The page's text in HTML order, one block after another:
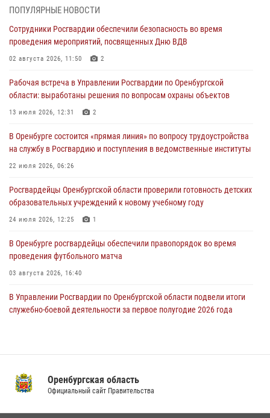
28 июля 2026, 09:41 1
Росгвардейцы обеспечили правопорядок на праздновании Дня
ВМФ в Оренбурге
27 июля 2026, 14:36 2
Росгвардейцы предотвратили трагедию: спасен мужчина в тяжелой
жизненной ситуации (ВИДЕО)
26 июля 2026, 14:45 1
Росгвардейцы Оренбургской области проверили готовность детских
образовательных учреждений к новому учебному году
24 июля 2026, 12:25
При силовой поддержке ОМОН «Кобра» Росгвардии в Оренбурге
проведён рейд по строительным объектам
23 июля 2026, 10:47
ПОПУЛЯРНЫЕ НОВОСТИ
Сотрудники Росгвардии обеспечили безопасность во время
проведения мероприятий, посвященных Дню ВДВ
02 августа 2026, 11:50 2
Рабочая встреча в Управлении Росгвардии по Оренбургской
области: выработаны решения по вопросам охраны объектов
13 июля 2026, 12:31 2
В Оренбурге состоится «прямая линия» по вопросу трудоустройства
на службу в Росгвардию и поступления в ведомственные институты
22 июля 2026, 06:26
Росгвардейцы Оренбургской области проверили готовность детских
образовательных учреждений к новому учебному году
24 июля 2026, 12:25 1
В Оренбурге росгвардейцы обеспечили правопорядок во время
проведения футбольного матча
03 августа 2026, 16:40
В Управлении Росгвардии по Оренбургской области подвели итоги
служебно-боевой деятельности за первое полугодие 2026 года
14 июля 2026, 10:43Оренбургская область
Официальный сайт Правительства